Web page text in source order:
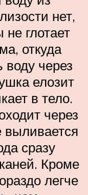
нет,
глотает
откуда
через
елозит
в тело.
через
выливается
сразу
Кроме
легче